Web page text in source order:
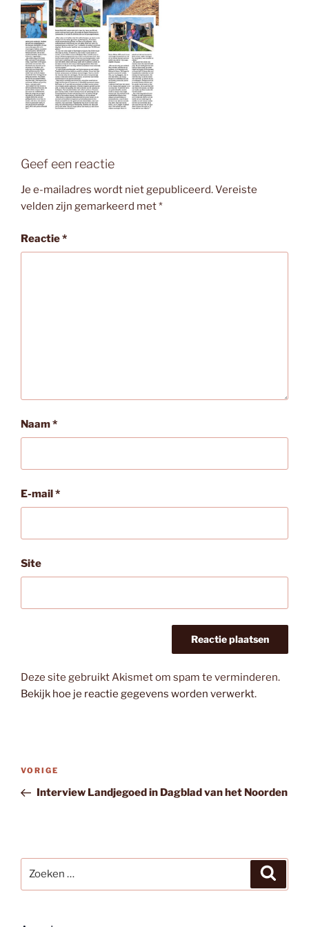
Geef een reactie
Je e-mailadres wordt niet gepubliceerd.Vereiste
velden zijn gemarkeerd met*
Reactie*
Naam*
E-mail*
Site
Deze site gebruikt Akismet om spam te verminderen.
Bekijk hoe je reactie gegevens worden verwerkt.
Bericht
Vorig
bericht
VORIGE
Interview Landjegoed in Dagblad van het Noorden
naar: